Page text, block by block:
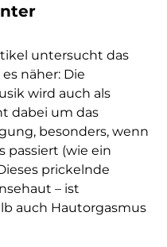
untersucht das
näher: Die
wird auch als
dabei um das
besonders, wenn
passiert (wie ein
prickelnde
– ist
auch Hautorgasmus